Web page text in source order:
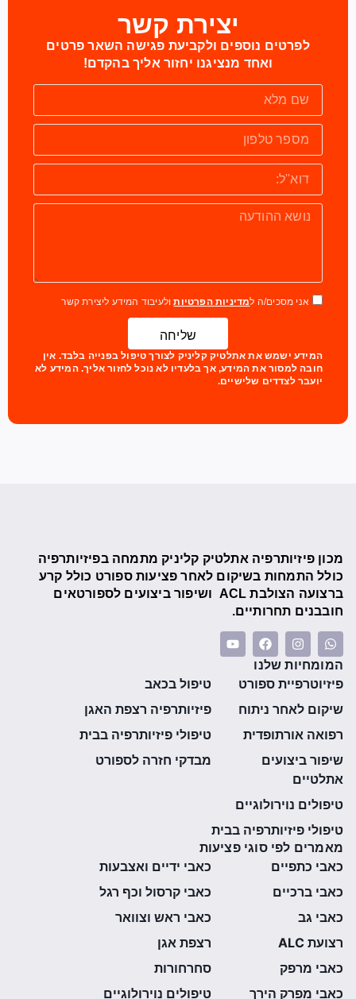
יצירת קשר
לפרטים נוספים ולקביעת פגישה השאר פרטים
ואחד מנציגנו יחזור אליך בהקדם!
אני מסכים/ה למדיניות הפרטיותולעיבוד המידע ליצירת קשר
שליחה
המידע ישמש את אתלטיק קליניק לצורך טיפול בפנייה בלבד. אין
חובה למסור את המידע, אך בלעדיו לא נוכל לחזור אליך. המידע לא
יועבר לצדדים שלישיים.
מכון פיזיותרפיה אתלטיק קליניק מתמחה בפיזיותרפיה
כולל התמחות בשיקום לאחר פציעות ספורט כולל קרע
ברצועה הצולבת ACL ושיפור ביצועים לספורטאים
חובבנים תחרותיים.
המומחיות שלנו
פיזיוטרפיית ספורט
שיקום לאחר ניתוח
רפואה אורתופדית
שיפור ביצועים
אתלטיים
טיפולים נוירולוגיים
טיפולי פיזיותרפיה בבית
טיפול בכאב
פיזיותרפיה רצפת האגן
טיפולי פיזיותרפיה בבית
מבדקי חזרה לספורט
מאמרים לפי סוגי פציעות
כאבי כתפיים
כאבי ברכיים
כאבי גב
רצועת ALC
כאבי מרפק
כאבי מפרק הירך
כאבי ידיים ואצבעות
כאבי קרסול וכף רגל
כאבי ראש וצוואר
רצפת אגן
סחרחורות
טיפולים נוירולוגיים